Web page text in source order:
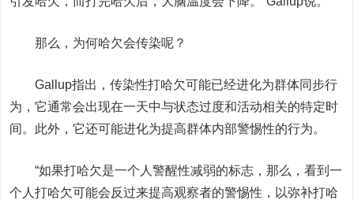
那么，为何哈欠会传染呢？
Gallup指出，传染性打哈欠可能已经进化为群体同步行
为，它通常会出现在一天中与状态过度和活动相关的特定时
间。此外，它还可能进化为提高群体内部警惕性的行为。
“如果打哈欠是一个人警醒性减弱的标志，那么，看到一
个人打哈欠可能会反过来提高观察者的警惕性，以弥补打哈